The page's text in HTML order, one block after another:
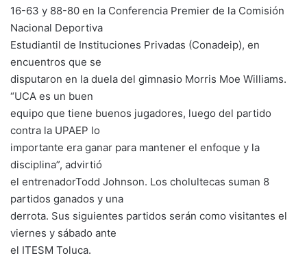
16-63 y 88-80 en la Conferencia Premier de la Comisión
Nacional Deportiva
Estudiantil de Instituciones Privadas (Conadeip), en
encuentros que se
disputaron en la duela del gimnasio Morris Moe Williams.
“UCA es un buen
equipo que tiene buenos jugadores, luego del partido
contra la UPAEP lo
importante era ganar para mantener el enfoque y la
disciplina”, advirtió
el entrenadorTodd Johnson. Los cholultecas suman 8
partidos ganados y una
derrota. Sus siguientes partidos serán como visitantes el
viernes y sábado ante
el ITESM Toluca.